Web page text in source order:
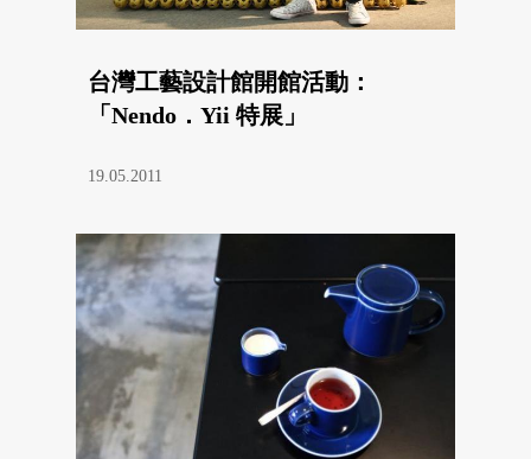
台灣工藝設計館開館活動：
「Nendo．Yii 特展」
19.05.2011